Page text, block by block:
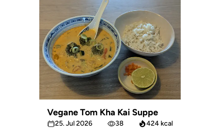
Vegane Tom Kha Kai Suppe
25. Jul 2026 38 424 kcal